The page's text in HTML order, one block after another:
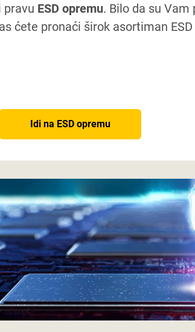
pravu ESD opremu. Bilo da su Vam
ćete pronaći širok asortiman
Idi na ESD opremu